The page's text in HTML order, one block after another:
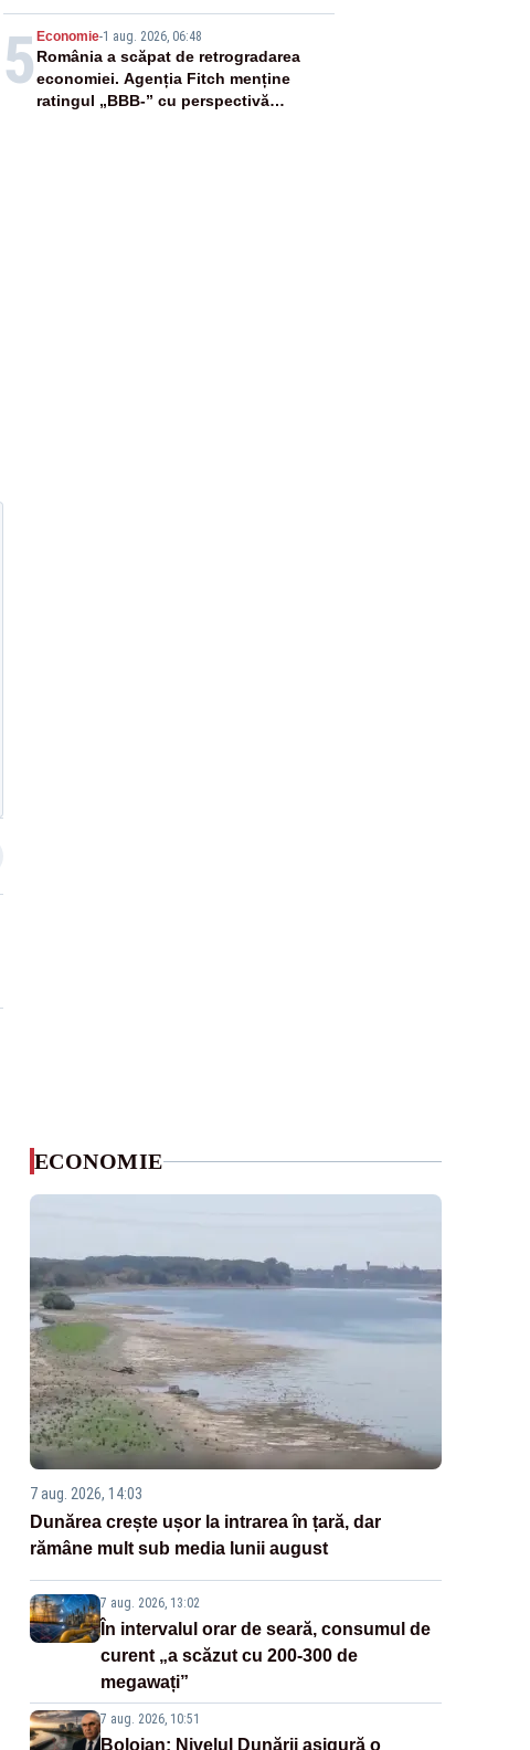
5 Economie-1 aug. 2026, 06:48
România a scăpat de retrogradarea
economiei. Agenția Fitch menține
ratingul „BBB-” cu perspectivă
ECONOMIE
7 aug. 2026, 14:03
Dunărea crește ușor la intrarea în țară, dar
rămâne mult sub media lunii august
7 aug. 2026, 13:02
În intervalul orar de seară, consumul de
curent „a scăzut cu 200-300 de
megawați”
7 aug. 2026, 10:51
Bolojan: Nivelul Dunării asigură o